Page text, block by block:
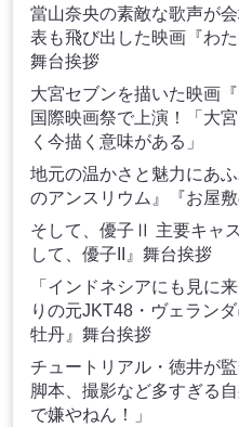
當山奈央の素敵な歌声が
表も飛び出した映画『わ
舞台挨拶
大宮セブンを描いた映画
国際映画祭で上演！「大
く今描く意味がある」
地元の温かさと魅力にあ
のアンスリウム』『お屋
そして、優子Ⅱ 主要キャ
して、優子II』舞台挨拶
「インドネシアにも見に
りの元JKT48・ヴェラン
牡丹』舞台挨拶
チュートリアル・徳井が
脚本、撮影など多すぎる
で嫌やねん！」